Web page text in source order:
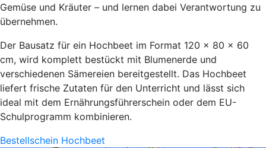
Gemüse und Kräuter – und lernen dabei Verantwortung zu
übernehmen.
Der Bausatz für ein Hochbeet im Format 120 x 80 x 60
cm, wird komplett bestückt mit Blumenerde und
verschiedenen Sämereien bereitgestellt. Das Hochbeet
liefert frische Zutaten für den Unterricht und lässt sich
ideal mit dem Ernährungsführerschein oder dem EU-
Schulprogramm kombinieren.
Bestellschein Hochbeet